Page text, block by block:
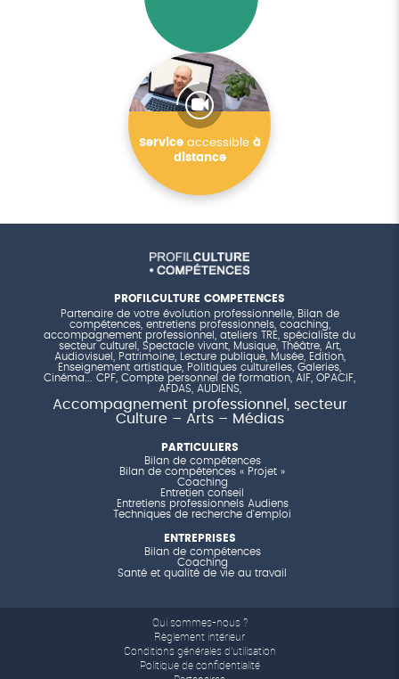
Serviceaccessible à
distance
PROFILCULTURE COMPETENCES
Partenaire de votre évolution professionnelle, Bilan de
compétences, entretiens professionnels, coaching,
accompagnement professionnel, ateliers TRE, spécialiste du
secteur culturel, Spectacle vivant, Musique, Théâtre, Art,
Audiovisuel, Patrimoine, Lecture publique, Musée, Edition,
Enseignement artistique, Politiques culturelles, Galeries,
Cinéma... CPF, Compte personnel de formation, AIF, OPACIF,
AFDAS, AUDIENS,
Accompagnement professionnel, secteur
Culture – Arts – Médias
PARTICULIERS
Bilan de compétences
Bilan de compétences « Projet »
Coaching
Entretien conseil
Entretiens professionnels Audiens
Techniques de recherche d'emploi
ENTREPRISES
Bilan de compétences
Coaching
Santé et qualité de vie au travail
Qui sommes-nous ?
Règlement intérieur
Conditions générales d'utilisation
Politique de confidentialité